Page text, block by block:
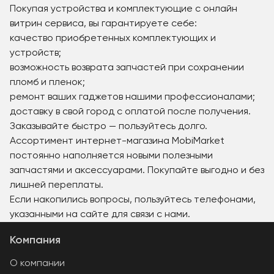
Покупая устройства и комплектующие с онлайн
витрин сервиса, вы гарантируете себе:
качество приобретенных комплектующих и
устройств;
возможность возврата запчастей при сохранении
пломб и пленок;
ремонт ваших гаджетов нашими профессионалами;
доставку в свой город с оплатой после получения.
Заказывайте быстро — пользуйтесь долго.
Ассортимент интернет-магазина MobiMarket
постоянно наполняется новыми полезными
запчастями и аксессуарами. Покупайте выгодно и без
лишней переплаты.
Если накопились вопросы, пользуйтесь телефонами,
указанными на сайте для связи с нами.
Компания
О компании